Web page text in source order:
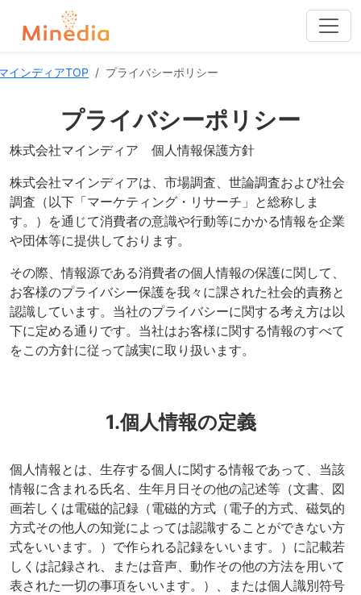
インディアTOP プライバシーポリシー
プライバシーポリシー
株式会社マインディア 個人情報保護方針
株式会社マインディアは、市場調査、世論調査および社会
調査（以下「マーケティング・リサーチ」と総称しま
す。）を通じて消費者の意識や行動等にかかる情報を企業
や団体等に提供しております。
その際、情報源である消費者の個人情報の保護に関して、
お客様のプライバシー保護を我々に課された社会的責務と
認識しています。当社のプライバシーに関する考え方は以
下に定める通りです。当社はお客様に関する情報のすべて
をこの方針に従って誠実に取り扱います。
1.個人情報の定義
個人情報とは、生存する個人に関する情報であって、当該
情報に含まれる氏名、生年月日その他の記述等（文書、図
画若しくは電磁的記録（電磁的方式（電子的方式、磁気的
方式その他人の知覚によっては認識することができない方
式をいいます。）で作られる記録をいいます。）に記載若
しくは記録され、または音声、動作その他の方法を用いて
表された一切の事項をいいます。）、または個人識別符号